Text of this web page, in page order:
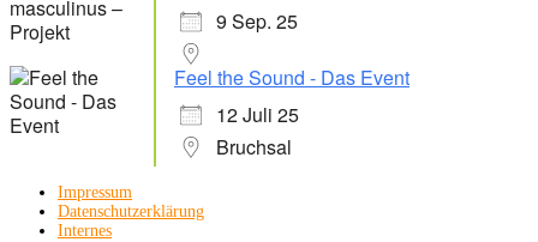
9 Sep. 25
Feel the Sound - Das Event
12 Juli 25
Bruchsal
Impressum
Datenschutzerklärung
Internes